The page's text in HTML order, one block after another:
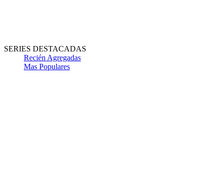
SERIES DESTACADAS
Recién Agregadas
Mas Populares